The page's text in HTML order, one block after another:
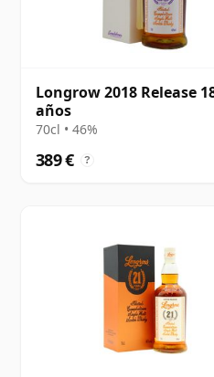
Longrow 2018 Release
años
70cl • 46%
389 € ?